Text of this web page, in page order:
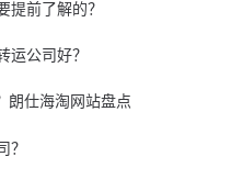
提前了解的？
运公司好？
朗仕海淘网站盘点
？